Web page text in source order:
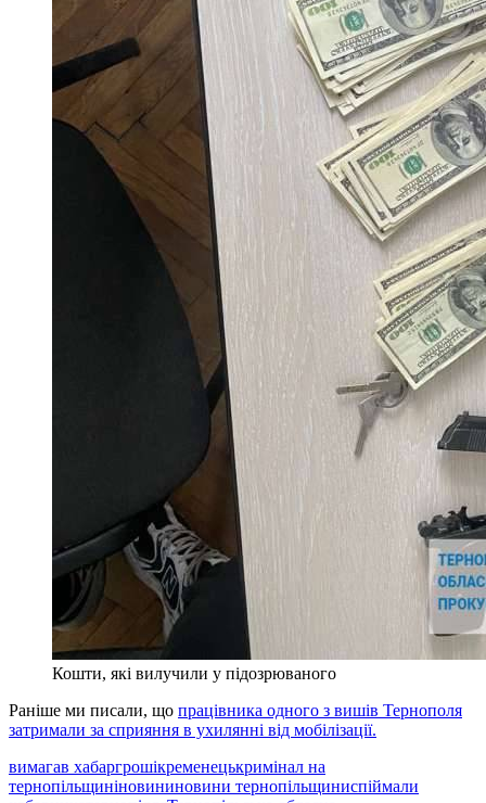
Кошти, які вилучили у підозрюваного
Раніше ми писали, що працівника одного з вишів Тернополя
затримали за сприяння в ухилянні від мобілізації.
вимагав хабаргрошікременецькримінал на
тернопільщиніновининовини тернопільщиниспіймали